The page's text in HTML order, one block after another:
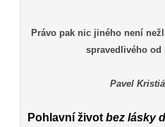
Právo pak nic jiného není
spravedlivého od
Pavel
Pohlavní život bez lásky